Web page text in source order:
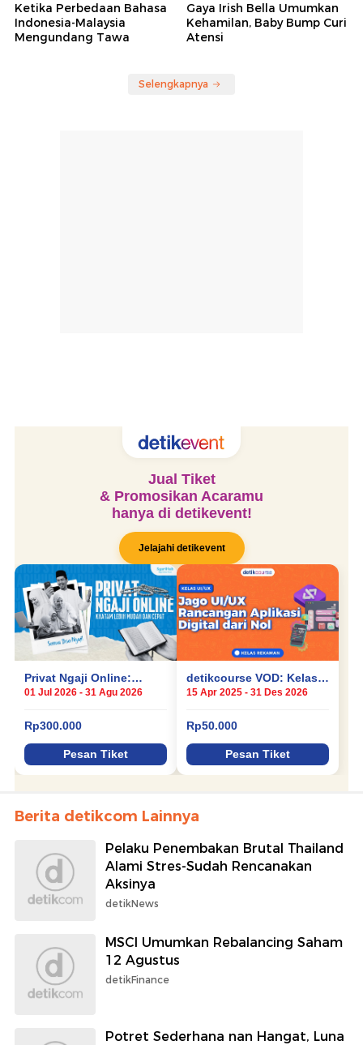
Ketika Perbedaan Bahasa
Indonesia-Malaysia
Mengundang Tawa
Gaya Irish Bella Umumkan
Kehamilan, Baby Bump Curi
Atensi
Selengkapnya
Berita detikcom Lainnya
Pelaku Penembakan Brutal Thailand
Alami Stres-Sudah Rencanakan
Aksinya
detikNews
MSCI Umumkan Rebalancing Saham
12 Agustus
detikFinance
Potret Sederhana nan Hangat, Luna